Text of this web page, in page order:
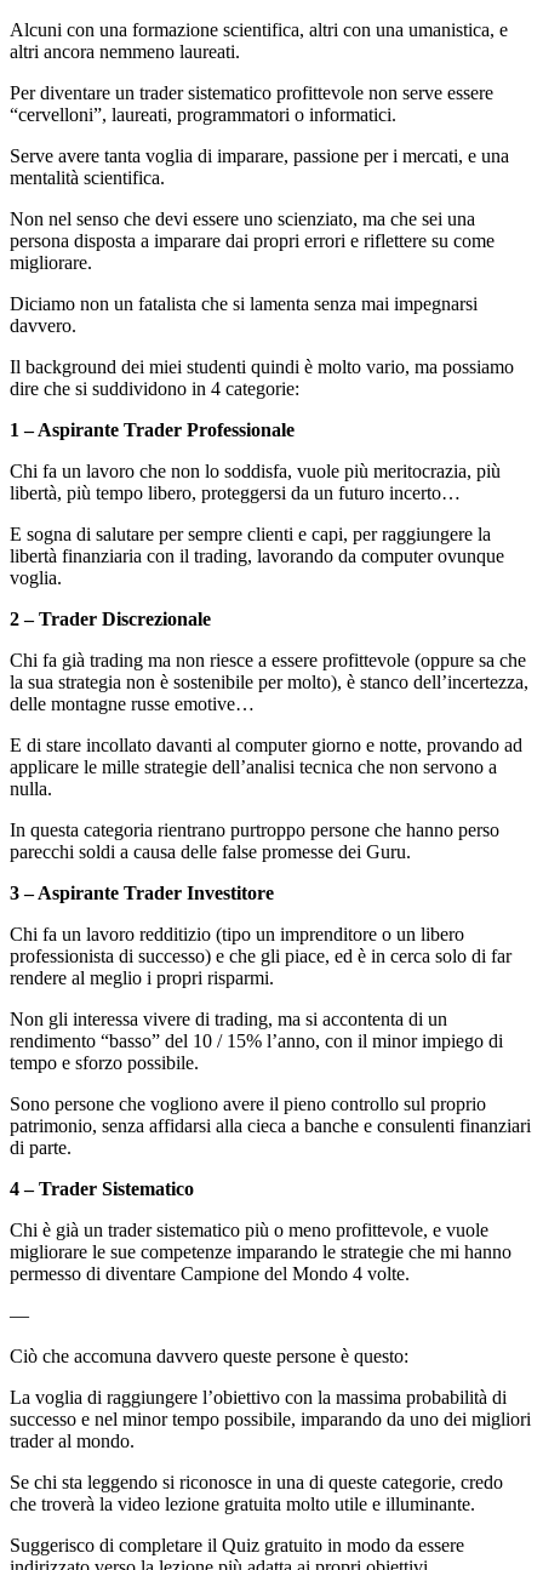
Alcuni con una formazione scientifica, altri con una umanistica, e
altri ancora nemmeno laureati.
Per diventare un trader sistematico profittevole non serve essere
“cervelloni”, laureati, programmatori o informatici.
Serve avere tanta voglia di imparare, passione per i mercati, e una
mentalità scientifica.
Non nel senso che devi essere uno scienziato, ma che sei una
persona disposta a imparare dai propri errori e riflettere su come
migliorare.
Diciamo non un fatalista che si lamenta senza mai impegnarsi
davvero.
Il background dei miei studenti quindi è molto vario, ma possiamo
dire che si suddividono in 4 categorie:
1 – Aspirante Trader Professionale
Chi fa un lavoro che non lo soddisfa, vuole più meritocrazia, più
libertà, più tempo libero, proteggersi da un futuro incerto…
E sogna di salutare per sempre clienti e capi, per raggiungere la
libertà finanziaria con il trading, lavorando da computer ovunque
voglia.
2 – Trader Discrezionale
Chi fa già trading ma non riesce a essere profittevole (oppure sa che
la sua strategia non è sostenibile per molto), è stanco dell’incertezza,
delle montagne russe emotive…
E di stare incollato davanti al computer giorno e notte, provando ad
applicare le mille strategie dell’analisi tecnica che non servono a
nulla.
In questa categoria rientrano purtroppo persone che hanno perso
parecchi soldi a causa delle false promesse dei Guru.
3 – Aspirante Trader Investitore
Chi fa un lavoro redditizio (tipo un imprenditore o un libero
professionista di successo) e che gli piace, ed è in cerca solo di far
rendere al meglio i propri risparmi.
Non gli interessa vivere di trading, ma si accontenta di un
rendimento “basso” del 10 / 15% l’anno, con il minor impiego di
tempo e sforzo possibile.
Sono persone che vogliono avere il pieno controllo sul proprio
patrimonio, senza affidarsi alla cieca a banche e consulenti finanziari
di parte.
4 – Trader Sistematico
Chi è già un trader sistematico più o meno profittevole, e vuole
migliorare le sue competenze imparando le strategie che mi hanno
permesso di diventare Campione del Mondo 4 volte.
—
Ciò che accomuna davvero queste persone è questo:
La voglia di raggiungere l’obiettivo con la massima probabilità di
successo e nel minor tempo possibile, imparando da uno dei migliori
trader al mondo.
Se chi sta leggendo si riconosce in una di queste categorie, credo
che troverà la video lezione gratuita molto utile e illuminante.
Suggerisco di completare il Quiz gratuito in modo da essere